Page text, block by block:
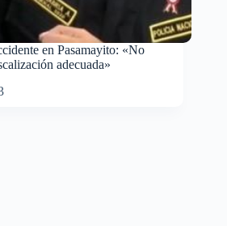
en Pasamayito: «No
adecuada»